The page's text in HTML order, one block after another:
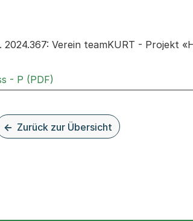
den Sitzungen zum Geschäft
Verein teamKURT - Projekt
- P (PDF)
Zurück zur Übersicht